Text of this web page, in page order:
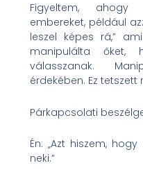
Figyeltem,
embereket, például
leszel képes rá,”
manipulálta őket,
válasszanak.
érdekében. Ez tetszett
Párkapcsolati
Én: „Azt hiszem,
neki.”